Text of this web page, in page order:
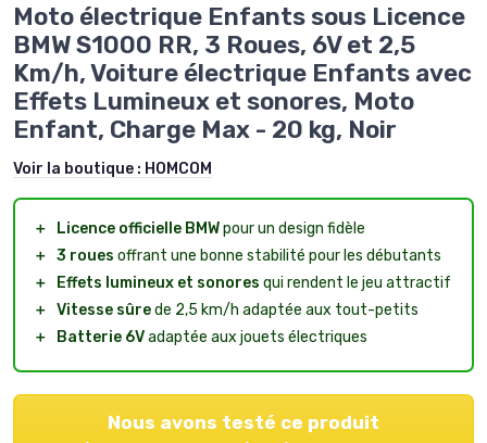
Moto électrique Enfants sous Licence
BMW S1000 RR, 3 Roues, 6V et 2,5
Km/h, Voiture électrique Enfants avec
Effets Lumineux et sonores, Moto
Enfant, Charge Max - 20 kg, Noir
Voir la boutique : HOMCOM
＋ Licence officielle BMWpour un design fidèle
＋ 3 roues offrant une bonne stabilité pour les débutants
＋
Effets lumineux et sonores qui rendent le jeu attractif
＋ Vitesse sûrede 2,5 km/h adaptée aux tout-petits
＋
Batterie 6Vadaptée aux jouets électriques
Nous avons testé ce produit